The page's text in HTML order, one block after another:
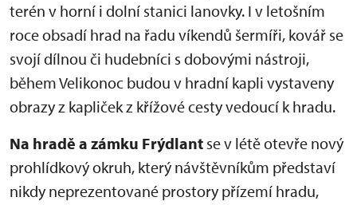
terén v horní i dolní stanici lanovky. I v letošním
roce obsadí hrad na řadu víkendů šermíři, kovář se
svojí dílnou či hudebníci s dobovými nástroji,
během Velikonoc budou v hradní kapli vystaveny
obrazy z kapliček z křížové cesty vedoucí k hradu.
Na hradě a zámku Frýdlant se v létě otevře nový
prohlídkový okruh, který návštěvníkům představí
nikdy neprezentované prostory přízemí hradu,